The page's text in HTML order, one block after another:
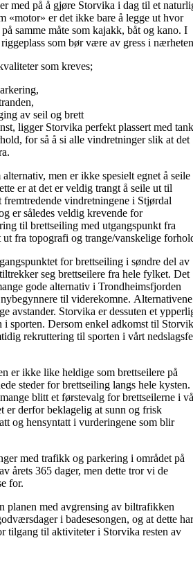
med på å gjøre Storvika i dag til et
«motor» er det ikke bare å legge ut hvor
samme måte som kajakk, båt og kano. I
som bør være av gress i
som kreves;
av seil og brett
ligger Storvika perfekt plassert med
for så å si alle vindretninger slik at det
men er ikke spesielt egnet å seile
er at det er veldig trangt å seile ut til
fremtredende vindretningene i Stjørdal
er således veldig krevende for
til brettseiling med utgangspunkt fra
fra topografi og trange/vanskelige
for brettseiling i søndre del av
seg brettseilere fra hele fylket. Det
gode alternativ i Trondheimsfjorden
til viderekomne. Alternativene
avstander. Storvika er dessuten et
i sporten. Dersom enkel adkomst til
rekruttering til sporten i vårt
er ikke like heldige som brettseilere på
steder for brettseiling langs hele kysten.
blitt et førstevalg for brettseilerne i
er derfor beklagelig at sunn og frisk
og hensyntatt i vurderingene som blir
med trafikk og parkering i området på
årets 365 dager, men dette tror vi de
for.
planen med avgrensing av biltrafikken
i badesesongen, og at dette har
tilgang til aktiviteter i Storvika resten av